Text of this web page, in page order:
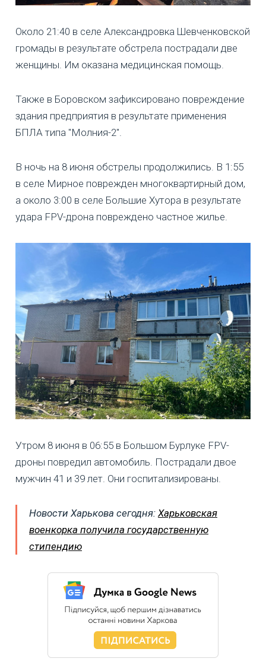
Около 21:40 в селе Александровка Шевченковской
громады в результате обстрела пострадали две
женщины. Им оказана медицинская помощь.
Также в Боровском зафиксировано повреждение
здания предприятия в результате применения
БПЛА типа "Молния-2".
В ночь на 8 июня обстрелы продолжились. В 1:55
в селе Мирное поврежден многоквартирный дом,
а около 3:00 в селе Большие Хутора в результате
удара FPV-дрона повреждено частное жилье.
Утром 8 июня в 06:55 в Большом Бурлуке FPV-
дроны повредил автомобиль. Пострадали двое
мужчин 41 и 39 лет. Они госпитализированы.
Новости Харькова сегодня: Харьковская
военкорка получила государственную
стипендию